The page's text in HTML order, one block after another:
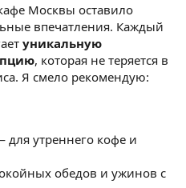
Москвы оставило
впечатления. Каждый
уникальную
, которая не теряется в
Я смело рекомендую:
для утреннего кофе и
обедов и ужинов с